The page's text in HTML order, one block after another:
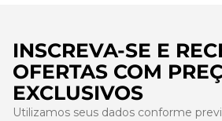
INSCREVA-SE E
OFERTAS COM
EXCLUSIVOS
Utilizamos seus dados conforme